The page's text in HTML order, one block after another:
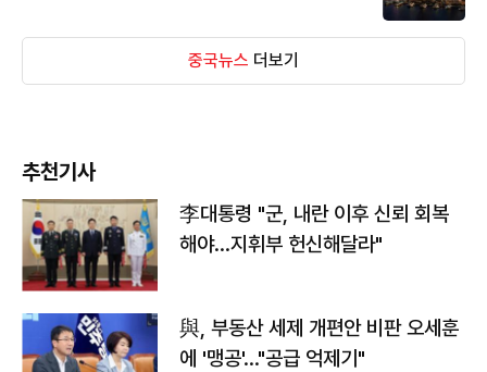
중국뉴스 더보기
추천기사
李대통령 "군, 내란 이후 신뢰 회복
해야…지휘부 헌신해달라"
與, 부동산 세제 개편안 비판 오세훈
에 '맹공'…"공급 억제기"